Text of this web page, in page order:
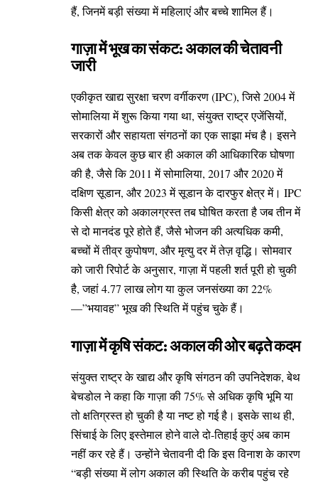
हैं, जिनमें बड़ी संख्या में महिलाएं और बच्चे शामिल हैं।
गाज़ा में भूख का संकट: अकाल की चेतावनी
जारी
एकीकृत खाद्य सुरक्षा चरण वर्गीकरण (IPC), जिसे 2004 में
सोमालिया में शुरू किया गया था, संयुक्त राष्ट्र एजेंसियों,
सरकारों और सहायता संगठनों का एक साझा मंच है। इसने
अब तक केवल कुछ बार ही अकाल की आधिकारिक घोषणा
की है, जैसे कि 2011 में सोमालिया, 2017 और 2020 में
दक्षिण सूडान, और 2023 में सूडान के दारफुर क्षेत्र में। IPC
किसी क्षेत्र को अकालग्रस्त तब घोषित करता है जब तीन में
से दो मानदंड पूरे होते हैं, जैसे भोजन की अत्यधिक कमी,
बच्चों में तीव्र कुपोषण, और मृत्यु दर में तेज़ वृद्धि। सोमवार
को जारी रिपोर्ट के अनुसार, गाज़ा में पहली शर्त पूरी हो चुकी
है, जहां 4.77 लाख लोग या कुल जनसंख्या का 22%
—”भयावह” भूख की स्थिति में पहुंच चुके हैं।
गाज़ा में कृषि संकट: अकाल की ओर बढ़ते कदम
संयुक्त राष्ट्र के खाद्य और कृषि संगठन की उपनिदेशक, बेथ
बेचडोल ने कहा कि गाज़ा की 75% से अधिक कृषि भूमि या
तो क्षतिग्रस्त हो चुकी है या नष्ट हो गई है। इसके साथ ही,
सिंचाई के लिए इस्तेमाल होने वाले दो-तिहाई कुएं अब काम
नहीं कर रहे हैं। उन्होंने चेतावनी दी कि इस विनाश के कारण
“बड़ी संख्या में लोग अकाल की स्थिति के करीब पहुंच रहे